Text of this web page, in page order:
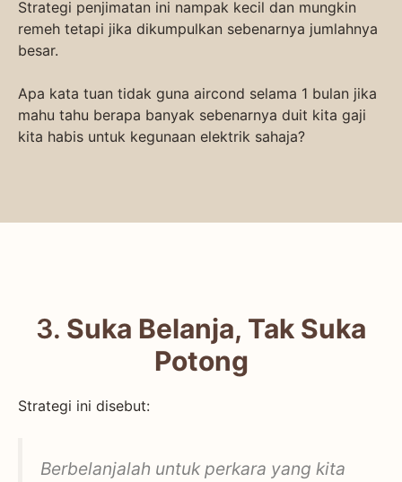
Strategi penjimatan ini nampak kecil dan mungkin
remeh tetapi jika dikumpulkan sebenarnya jumlahnya
besar.
Apa kata tuan tidak guna aircond selama 1 bulan jika
mahu tahu berapa banyak sebenarnya duit kita gaji
kita habis untuk kegunaan elektrik sahaja?
3. Suka Belanja, Tak Suka
Potong
Strategi ini disebut:
Berbelanjalah untuk perkara yang kita